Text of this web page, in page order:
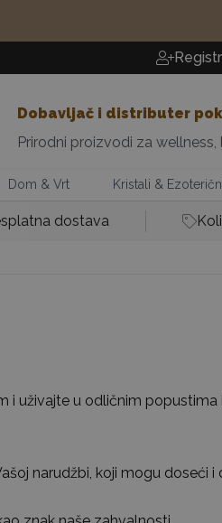
Dobavljač i distributer
Prirodni proizvodi za
Dom & Vrt Kristali &
dostava
i uživajte u odličnim popustima
narudžbi, koji mogu doseći i